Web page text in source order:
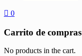
0
Carrito de compras
No products in the cart.